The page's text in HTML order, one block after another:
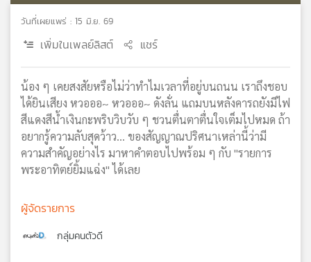
วิทยุ
ไทย
แผนที่
วิทยุ
เครือ
ข่าย
วันที่เผยแพร่ : 15 มิ.ย. 69
เพิ่มในเพลย์ลิสต์ แชร์
น้อง ๆ เคยสงสัยหรือไม่ว่าทำไมเวลาที่อยู่บนถนน เราถึงชอบ
ได้ยินเสียง หวอออ~ หวอออ~ ดังลั่น แถมบนหลังคารถยังมีไฟ
สีแดงสีน้ำเงินกะพริบวิบวับ ๆ ชวนตื่นตาตื่นใจเต็มไปหมด ถ้า
อยากรู้ความลับสุดว้าว... ของสัญญาณปริศนาเหล่านี้ว่ามี
ความสำคัญอย่างไร มาหาคำตอบไปพร้อม ๆ กับ "รายการ
พระอาทิตย์ยิ้มแฉ่ง" ได้เลย
ผู้จัดรายการ
กลุ่มคนตัวดี